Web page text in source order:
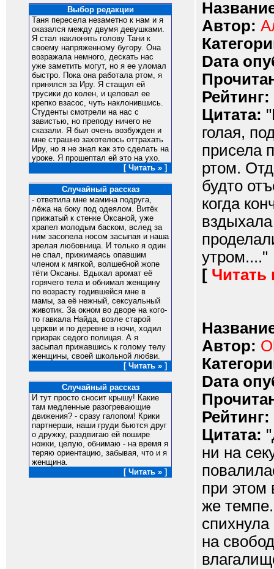
Выбор редакции
Таня пересела незаметно к нам и я
оказался между двумя девушками.
Я стал наклонять голову Тани к
своему напряженному бугору. Она
возражала немного, дескать нас
уже заметить могут, но я ее уломал
быстро. Пока она работала ртом, я
принялся за Иру. Я стащил ей
трусики до колен, и целовал ее
крепко взасос, чуть наклонившись.
Студенты смотрели на нас с
завистью, но преподу ничего не
сказали. Я был очень возбужден и
мне страшно захотелось оттрахать
Иру, но я не знал как это сделать на
уроке. Я прошептал ей это на ухо.
[ Читать » ]
Случайный рассказ
- ответила мне мамина подруга,
лёжа на боку под одеялом. Витёк
прижатый к стенке Оксаной, уже
храпел молодым баском, вслед за
ним засопела носом засыпая и наша
зрелая любовница. И только я один
не спал, прижимаясь опавшим
членом к мягкой, волшебной жопе
тёти Оксаны. Вдыхал аромат её
горячего тела и обнимал женщину
по возрасту годившейся мне в
мамы, за её нежный, сексуальный
животик. За окном во дворе на кого-
то гавкала Найда, возле старой
церкви и по деревне в ночи, ходил
призрак седого полицая. А я
засыпал прижавшись к голому телу
женщины, своей школьной любви.
[ Читать » ]
Случайный рассказ
И тут просто сносит крышу! Какие
там медленные разогревающие
движения? - сразу галопом! Крики
партнерши, наши груди бьются друг
о дружку, раздвигаю ей пошире
ножки, целую, обнимаю - на время я
теряю ориентацию, забывая, что и я
женщина.
[ Читать » ]
Автор:
Dата
Рейтинг:
Цитата:
голая,
присела
ртом.
будто
когда
утром...."
[ Читать
Автор:
Dата
Рейтинг:
Цитата:
ни на
при этом
же
на